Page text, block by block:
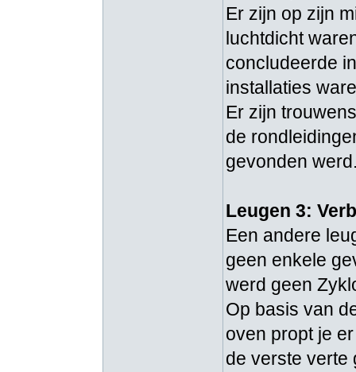
Er zijn op zijn
luchtdicht
concludeerde
installaties
Er zijn
de
gevonden
Leugen 3:
Een andere
geen enkele
werd geen
Op basis van
oven propt je
de verste